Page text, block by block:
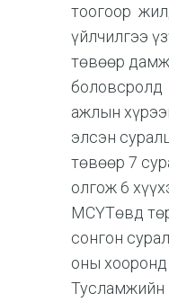
тоогоор
үйлчилгээ
төвөөр
боловсролд
ажлын
элсэн
төвөөр 7
олгож 6
МСҮТөвд
сонгон
оны
Тусламжийн